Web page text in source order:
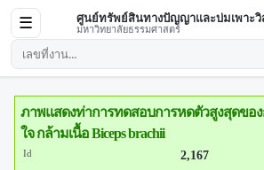
☰ ศูนย์ทรัพย์สินทางปัญญาและบ่มเพาะวิ
มหาวิทยาลัยธรรมศาสตร์
ภาพแสดงท่าการทดสอบการหดตัวสูงสุดขอ
ใจ กล้ามเนื้อ Biceps brachii
Id 2,167